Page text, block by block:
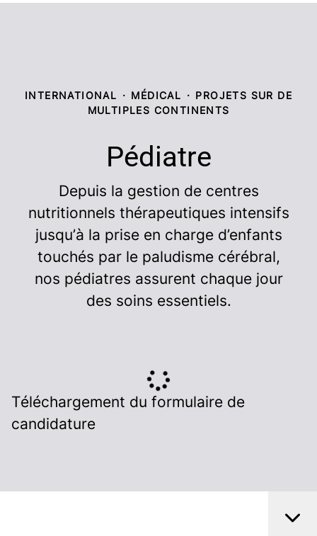
INTERNATIONAL · MÉDICAL · PROJETS SUR DE
MULTIPLES CONTINENTS
Pédiatre
Depuis la gestion de centres
nutritionnels thérapeutiques intensifs
jusqu’à la prise en charge d’enfants
touchés par le paludisme cérébral,
nos pédiatres assurent chaque jour
des soins essentiels.
Téléchargement du formulaire de
candidature